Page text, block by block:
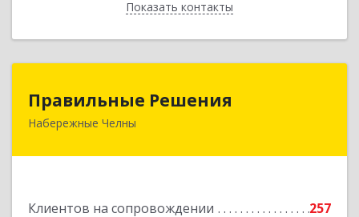
Показать контакты
Назад
Правильные Решения
Набережные Челны
Клиентов на сопровождении
257
423832, Татарстан Респ, Набережные Челны г,